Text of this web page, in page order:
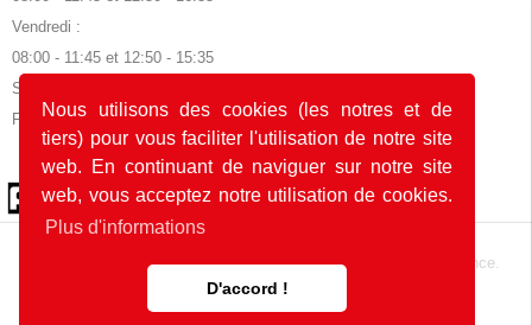
Nous utilisons des cookies (les notres et de
tiers) pour vous faciliter l'utilisation de notre site
web. En continuant de naviguer sur notre site
web, vous acceptez notre utilisation de cookies.
Plus d'informations
D'accord !
Vendredi :
08:00 - 11:45 et 12:50 - 15:35
Samedi, dimanche et jours fériés :
Fermé
© 2026 by POK
Le site web a été développé avec en Allemagne et en France.